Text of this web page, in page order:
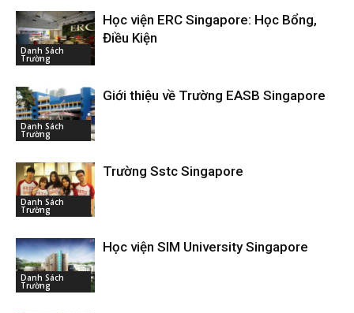
Danh Sách
Trường
Học viện ERC Singapore: Học Bổng,
Điều Kiện
Danh Sách
Trường
Giới thiệu về Trường EASB Singapore
Danh Sách
Trường
Trường Sstc Singapore
Danh Sách
Trường
Học viện SIM University Singapore